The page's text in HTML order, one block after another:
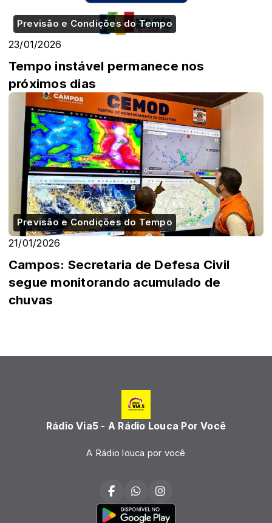
Previsão e Condições do Tempo
23/01/2026
Tempo instável permanece nos
próximos dias
Previsão e Condições do Tempo
21/01/2026
Campos: Secretaria de Defesa Civil
segue monitorando acumulado de
chuvas
Rádio Via5 - A Rádio Louca Por Você
A Rádio louca por você